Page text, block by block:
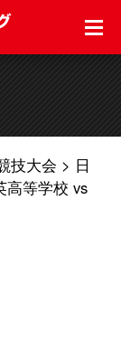
技大会
日
高等学校 vs